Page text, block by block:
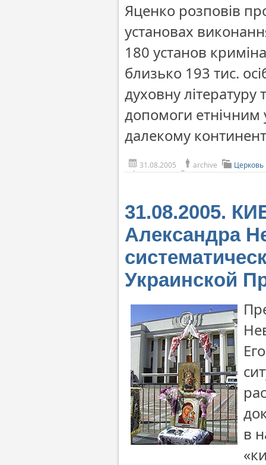
Яценко розповів
установах
180 установ
близько 193 тис.
духовну
допомоги етнічним
далекому
31.08.2005 archive
31.08.2005.
Александра
Украинской
в